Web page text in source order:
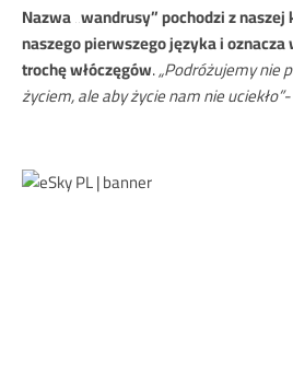
Nazwa„wandrusy” pochodzi z
naszego pierwszego języka i
trochę włóczęgów.„Podróżujemy nie
życiem, ale aby życie nam nie